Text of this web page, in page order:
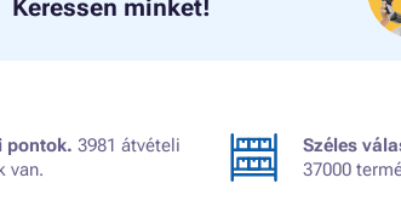
Keressen minket!
pontok. 3981 átvételi
van.
Széles
37000